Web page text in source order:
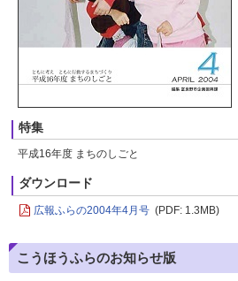
特集
平成16年度 まちのしごと
ダウンロード
広報ふらの2004年4月号 (PDF: 1.3MB)
こうほうふらのお知らせ版